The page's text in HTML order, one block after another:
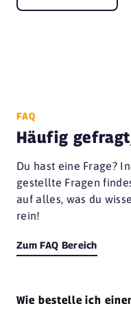
FAQ
Häufig
Du hast eine Frage?
gestellte Fragen
auf alles, was du
rein!
Zum FAQ Bereich
Wie bestelle ich